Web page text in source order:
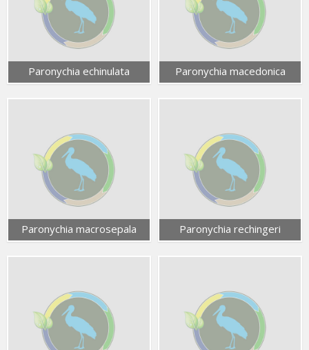
Paronychia echinulata Paronychia macedonica
Paronychia macrosepala Paronychia rechingeri